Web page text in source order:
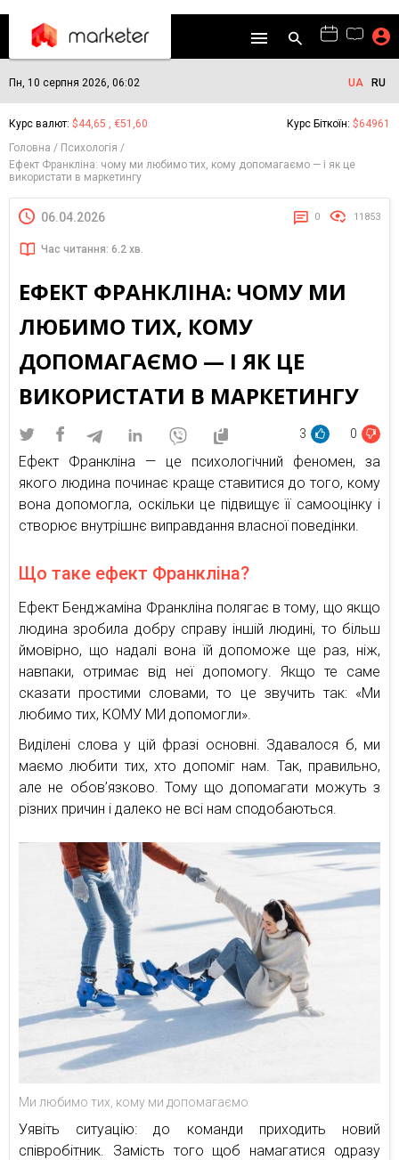
Пн, 10 серпня 2026, 06:02 UA RU
Курс валют: $44,65 , €51,60 Курс Біткоїн: $64961
Головна
Психологія
Ефект Франкліна: чому ми любимо тих, кому допомагаємо — і як це
використати в маркетингу
06.04.2026 0 11853
Час читання: 6.2 хв.
ЕФЕКТ ФРАНКЛІНА: ЧОМУ МИ
ЛЮБИМО ТИХ, КОМУ
ДОПОМАГАЄМО — І ЯК ЦЕ
ВИКОРИСТАТИ В МАРКЕТИНГУ
3 0
Ефект Франкліна — це психологічний феномен, за
якого людина починає краще ставитися до того, кому
вона допомогла, оскільки це підвищує її самооцінку і
створює внутрішнє виправдання власної поведінки.
Що таке ефект Франкліна?
Ефект Бенджаміна Франкліна полягає в тому, що якщо
людина зробила добру справу іншій людині, то більш
ймовірно, що надалі вона їй допоможе ще раз, ніж,
навпаки, отримає від неї допомогу. Якщо те саме
сказати простими словами, то це звучить так: «Ми
любимо тих, КОМУ МИ допомогли».
Виділені слова у цій фразі основні. Здавалося б, ми
маємо любити тих, хто допоміг нам. Так, правильно,
але не обов’язково. Тому що допомагати можуть з
різних причин і далеко не всі нам сподобаються.
Ми любимо тих, кому ми допомагаємо
Уявіть ситуацію: до команди приходить новий
співробітник. Замість того щоб намагатися одразу